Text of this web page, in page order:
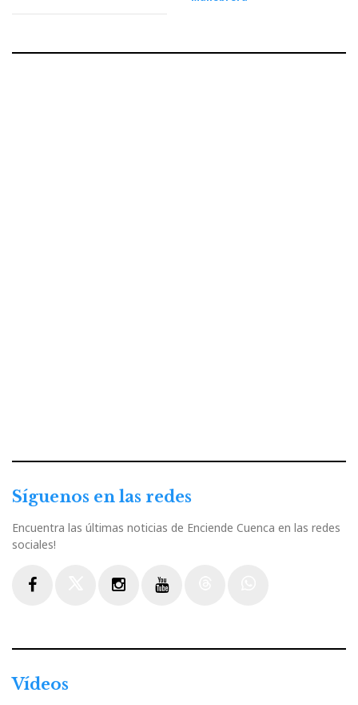
Síguenos en las redes
Encuentra las últimas noticias de Enciende Cuenca en las redes
sociales!
Vídeos